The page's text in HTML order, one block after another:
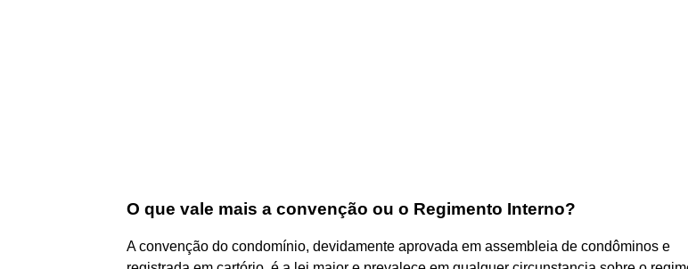
O que vale mais a convenção ou o Regimento Interno?
A convenção do condomínio, devidamente aprovada em assembleia de condôminos e